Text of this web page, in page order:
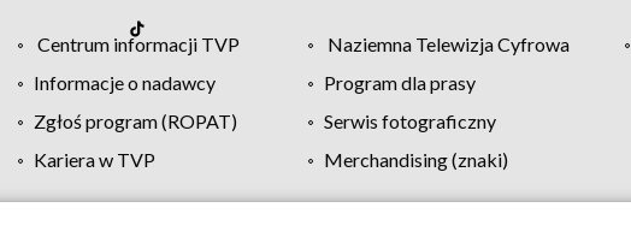
Centrum informacji TVP Naziemna Telewizja Cyfrowa
Informacje o nadawcy
Program dla prasy
Zgłoś program (ROPAT)
Serwis fotograficzny
Kariera w TVP
Merchandising (znaki)